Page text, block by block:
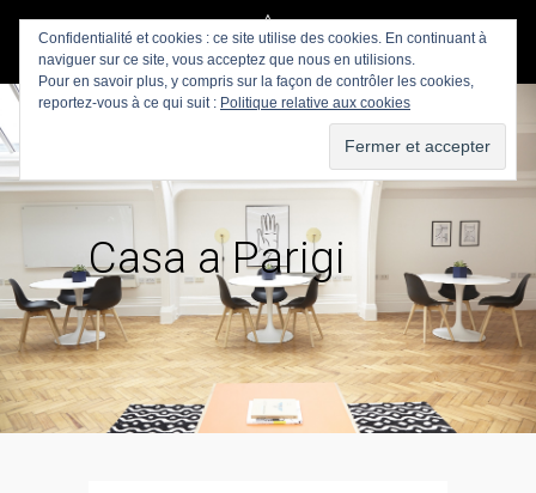
Casa a Parigi
Confidentialité et cookies : ce site utilise des cookies. En continuant à
naviguer sur ce site, vous acceptez que nous en utilisions.
Pour en savoir plus, y compris sur la façon de contrôler les cookies,
reportez-vous à ce qui suit : Politique relative aux cookies